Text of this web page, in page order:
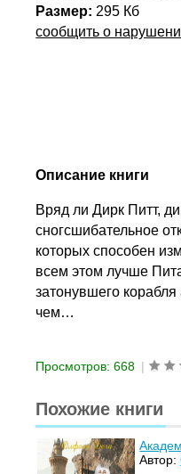
Размер: 295 Кб
сообщить о
Описание книги
Вряд ли Дирк Питт,
сногсшибательное
которых способен
всем этом лучше
затонувшего
чем…
Просмотров: 668 |
Похожие книги
Автор: